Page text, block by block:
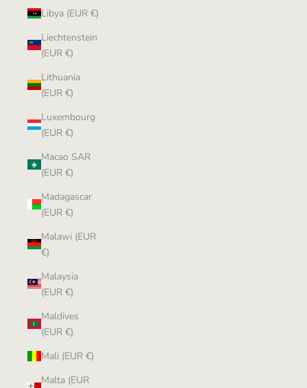
Libya (EUR €)
Liechtenstein
(EUR €)
Lithuania
(EUR €)
Luxembourg
(EUR €)
Macao SAR
(EUR €)
Madagascar
(EUR €)
Malawi (EUR
€)
Malaysia
(EUR €)
Maldives
(EUR €)
Mali (EUR €)
Malta (EUR